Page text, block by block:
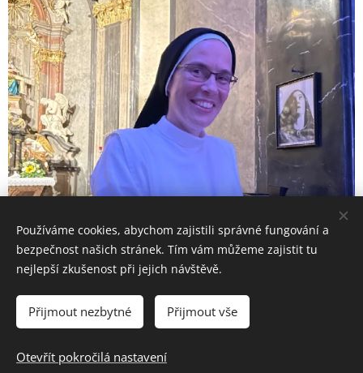
Share
Vytvořeno službou
Používáme cookies, abychom zajistili správné fungování a
bezpečnost našich stránek. Tím vám můžeme zajistit tu
nejlepší zkušenost při jejich návštěvě.
Přijmout nezbytné Přijmout vše
Otevřít pokročilá nastavení